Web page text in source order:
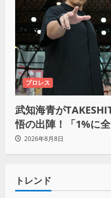
プロレス
武知海青が
悟の出陣！「1%に
ちにいきたい」
2026年8月8日
トレンド